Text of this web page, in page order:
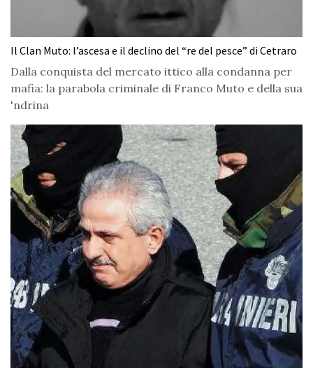
Il Clan Muto: l’ascesa e il declino del “re del pesce” di Cetraro
Dalla conquista del mercato ittico alla condanna per
mafia: la parabola criminale di Franco Muto e della sua
'ndrina